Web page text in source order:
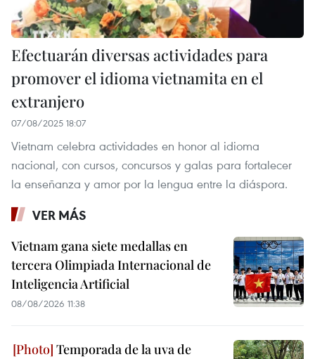
Efectuarán diversas actividades para
promover el idioma vietnamita en el
extranjero
07/08/2025 18:07
Vietnam celebra actividades en honor al idioma
nacional, con cursos, concursos y galas para fortalecer
la enseñanza y amor por la lengua entre la diáspora.
VER MÁS
Vietnam gana siete medallas en
tercera Olimpiada Internacional de
Inteligencia Artificial
08/08/2026 11:38
Temporada de la uva de